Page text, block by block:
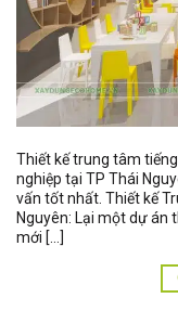
Thiết kế trung tâm
nghiệp tại TP Thái
vấn tốt nhất. Thiết kế
Nguyên: Lại một dự án
mới […]